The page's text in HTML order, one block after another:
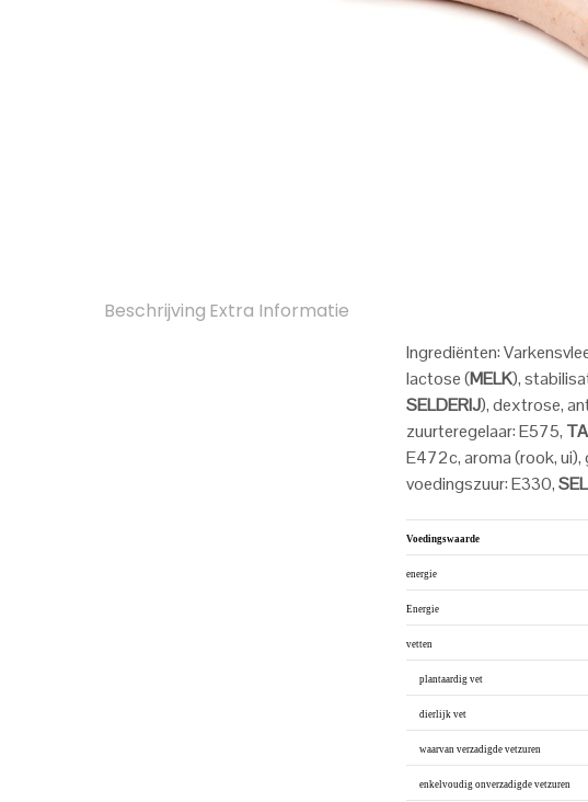
Beschrijving Extra Informatie
Ingrediënten:
lactose (MELK),
SELDERIJ), dextrose,
zuurteregelaar: E575,
E472c, aroma (rook,
voedingszuur: E330,
Voedingswaarde
energie
Energie
vetten
plantaardig vet
dierlijk vet
waarvan verzadigde vetzuren
enkelvoudig onverzadigde vetzuren